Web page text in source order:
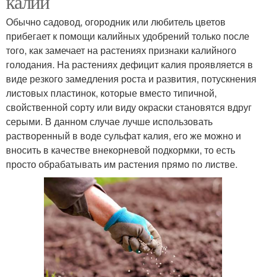
Обычно садовод, огородник или любитель цветов
прибегает к помощи калийных удобрений только после
того, как замечает на растениях признаки калийного
голодания. На растениях дефицит калия проявляется в
виде резкого замедления роста и развития, потускнения
листовых пластинок, которые вместо типичной,
свойственной сорту или виду окраски становятся вдруг
серыми. В данном случае лучше использовать
растворенный в воде сульфат калия, его же можно и
вносить в качестве внекорневой подкормки, то есть
просто обрабатывать им растения прямо по листве.